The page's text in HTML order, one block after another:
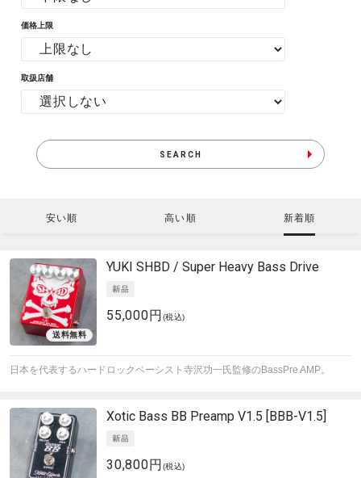
価格上限
取扱店舗
SEARCH
安い順 高い順 新着順
YUKI SHBD / Super Heavy Bass Drive
55,000円 (税込)
日本を代表するハードロックベーシスト寺沢功一氏監修のBassPre AMP。
Xotic Bass BB Preamp V1.5 [BBB-V1.5]
30,800円 (税込)